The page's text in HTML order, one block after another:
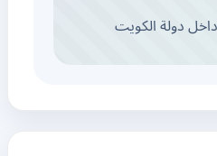
الكويت